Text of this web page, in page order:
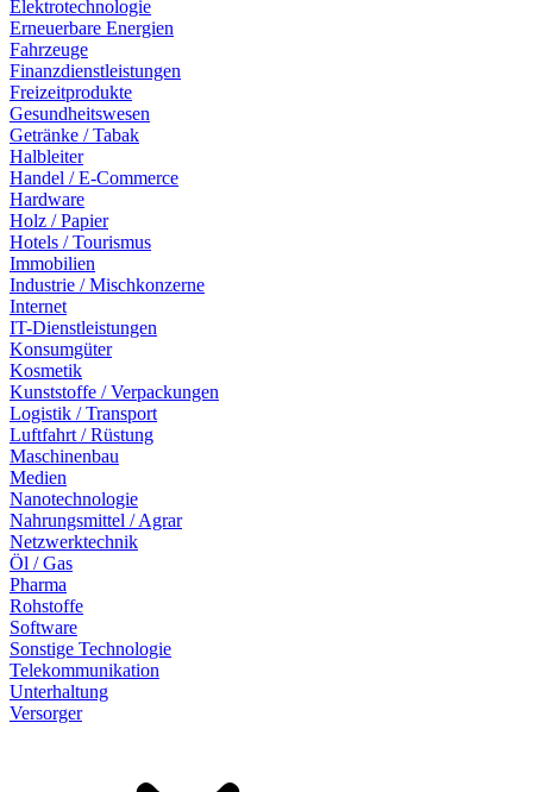
Elektrotechnologie
Erneuerbare Energien
Fahrzeuge
Finanzdienstleistungen
Freizeitprodukte
Gesundheitswesen
Getränke / Tabak
Halbleiter
Handel / E-Commerce
Hardware
Holz / Papier
Hotels / Tourismus
Immobilien
Industrie / Mischkonzerne
Internet
IT-Dienstleistungen
Konsumgüter
Kosmetik
Kunststoffe / Verpackungen
Logistik / Transport
Luftfahrt / Rüstung
Maschinenbau
Medien
Nanotechnologie
Nahrungsmittel / Agrar
Netzwerktechnik
Öl / Gas
Pharma
Rohstoffe
Software
Sonstige Technologie
Telekommunikation
Unterhaltung
Versorger